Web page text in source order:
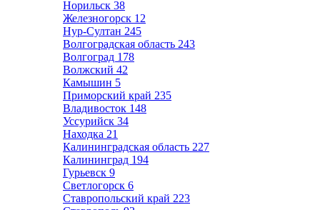
Норильск 38
Железногорск 12
Нур-Султан 245
Волгоградская область 243
Волгоград 178
Волжский 42
Камышин 5
Приморский край 235
Владивосток 148
Уссурийск 34
Находка 21
Калининградская область 227
Калининград 194
Гурьевск 9
Светлогорск 6
Ставропольский край 223